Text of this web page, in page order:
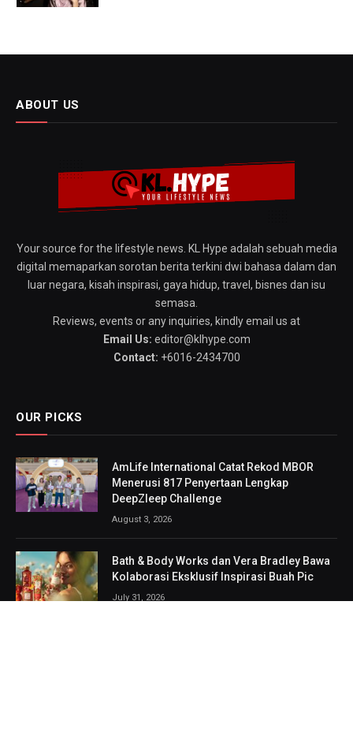
ABOUT US
Your source for the lifestyle news. KL Hype adalah sebuah media
digital memaparkan sorotan berita terkini dwi bahasa dalam dan
luar negara, kisah inspirasi, gaya hidup, travel, bisnes dan isu
semasa.
Reviews, events or any inquiries, kindly email us at
Email Us: editor@klhype.com
Contact: +6016-2434700
OUR PICKS
AmLife International Catat Rekod MBOR
Menerusi 817 Penyertaan Lengkap
DeepZleep Challenge
August 3, 2026
Bath & Body Works dan Vera Bradley Bawa
Kolaborasi Eksklusif Inspirasi Buah Pic
July 31, 2026